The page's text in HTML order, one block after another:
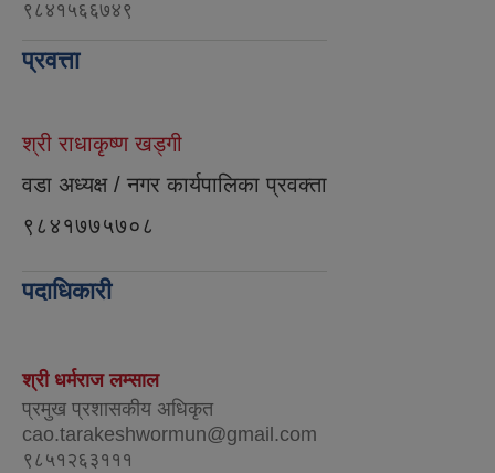
९८४१५६६७४९
प्रवत्ता
श्री राधाकृष्ण खड्गी
वडा अध्यक्ष / नगर कार्यपालिका प्रवक्ता
९८४१७७५७०८
पदाधिकारी
श्री धर्मराज लम्साल
प्रमुख प्रशासकीय अधिकृत
cao.tarakeshwormun@gmail.com
९८५१२६३१११